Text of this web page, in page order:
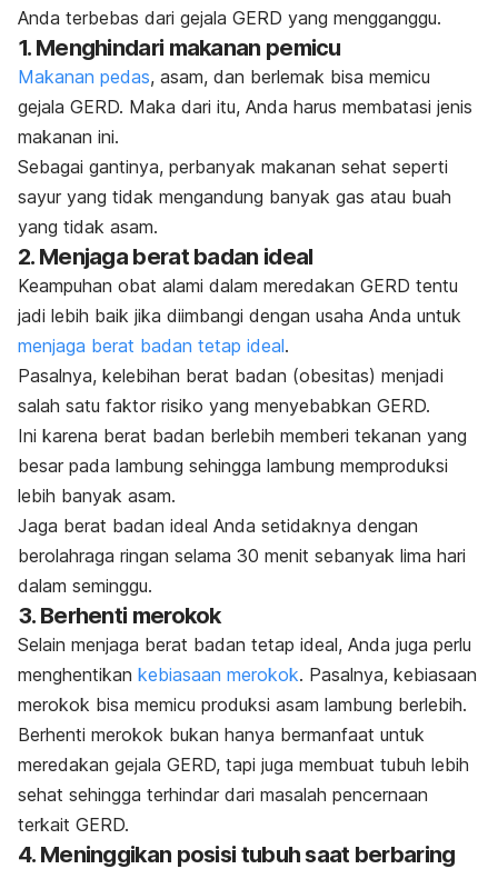
Anda terbebas dari gejala GERD yang mengganggu.
1. Menghindari makanan pemicu
Makanan pedas, asam, dan berlemak bisa memicu
gejala GERD. Maka dari itu, Anda harus membatasi jenis
makanan ini.
Sebagai gantinya, perbanyak makanan sehat seperti
sayur yang tidak mengandung banyak gas atau buah
yang tidak asam.
2. Menjaga berat badan ideal
Keampuhan obat alami dalam meredakan GERD tentu
jadi lebih baik jika diimbangi dengan usaha Anda untuk
menjaga berat badan tetap ideal.
Pasalnya, kelebihan berat badan (obesitas) menjadi
salah satu faktor risiko yang menyebabkan GERD.
Ini karena berat badan berlebih memberi tekanan yang
besar pada lambung sehingga lambung memproduksi
lebih banyak asam.
Jaga berat badan ideal Anda setidaknya dengan
berolahraga ringan selama 30 menit sebanyak lima hari
dalam seminggu.
3. Berhenti merokok
Selain menjaga berat badan tetap ideal, Anda juga perlu
menghentikan kebiasaan merokok. Pasalnya, kebiasaan
merokok bisa memicu produksi asam lambung berlebih.
Berhenti merokok bukan hanya bermanfaat untuk
meredakan gejala GERD, tapi juga membuat tubuh lebih
sehat sehingga terhindar dari masalah pencernaan
terkait GERD.
4. Meninggikan posisi tubuh saat berbaring